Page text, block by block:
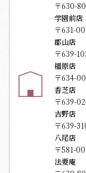
〒630-
学園前店
〒631-
郡山店
〒639-
橿原店
〒634-
香芝店
〒639-
吉野店
〒639-
八尾店
〒581-
法要庵